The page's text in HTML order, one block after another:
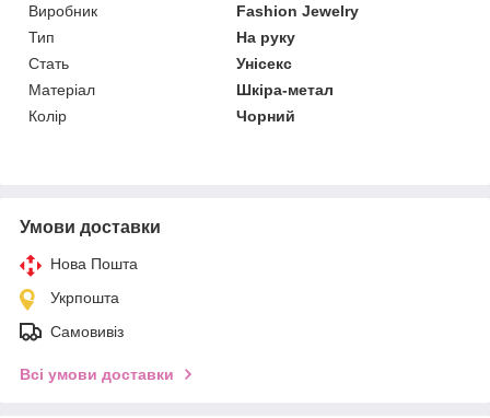
Виробник
Fashion Jewelry
Тип
На руку
Стать
Унісекс
Матеріал
Шкіра-метал
Колір
Чорний
Умови доставки
Нова Пошта
Укрпошта
Самовивіз
Всі умови доставки